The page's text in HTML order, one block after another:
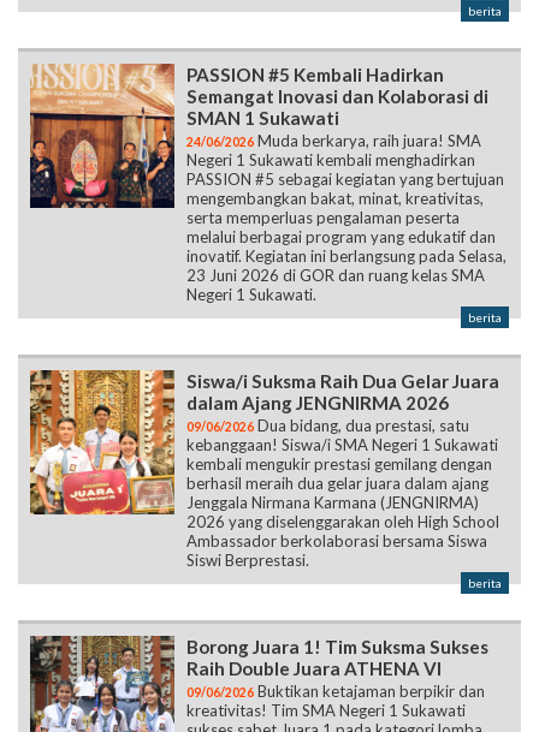
berita
PASSION #5 Kembali Hadirkan
Semangat Inovasi dan Kolaborasi di
SMAN 1 Sukawati
24/06/2026 Muda berkarya, raih juara! SMA
Negeri 1 Sukawati kembali menghadirkan
PASSION #5 sebagai kegiatan yang bertujuan
mengembangkan bakat, minat, kreativitas,
serta memperluas pengalaman peserta
melalui berbagai program yang edukatif dan
inovatif. Kegiatan ini berlangsung pada Selasa,
23 Juni 2026 di GOR dan ruang kelas SMA
Negeri 1 Sukawati.
berita
Siswa/i Suksma Raih Dua Gelar Juara
dalam Ajang JENGNIRMA 2026
09/06/2026 Dua bidang, dua prestasi, satu
kebanggaan! Siswa/i SMA Negeri 1 Sukawati
kembali mengukir prestasi gemilang dengan
berhasil meraih dua gelar juara dalam ajang
Jenggala Nirmana Karmana (JENGNIRMA)
2026 yang diselenggarakan oleh High School
Ambassador berkolaborasi bersama Siswa
Siswi Berprestasi.
berita
Borong Juara 1! Tim Suksma Sukses
Raih Double Juara ATHENA VI
09/06/2026 Buktikan ketajaman berpikir dan
kreativitas! Tim SMA Negeri 1 Sukawati